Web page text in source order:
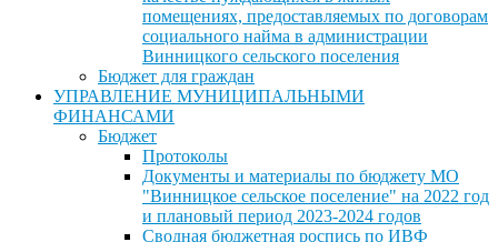
помещениях, предоставляемых по договорам
социального найма в администрации
Винницкого сельского поселения
Бюджет для граждан
УПРАВЛЕНИЕ МУНИЦИПАЛЬНЫМИ
ФИНАНСАМИ
Бюджет
Протоколы
Документы и материалы по бюджету МО
"Винницкое сельское поселение" на 2022 год
и плановый период 2023-2024 годов
Сводная бюджетная роспись по ИВФ